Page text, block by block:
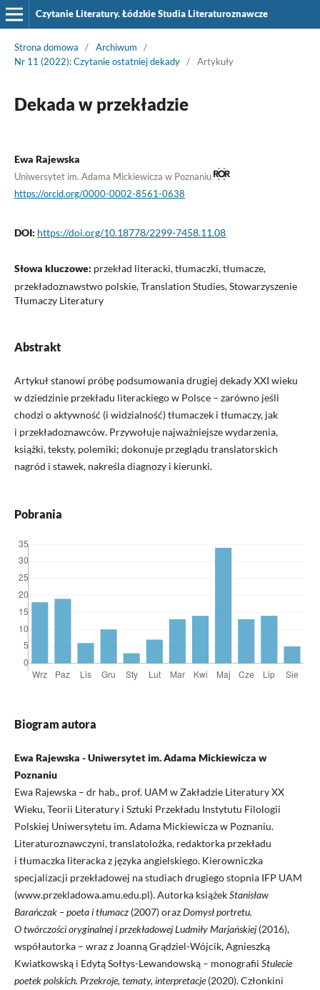
Czytanie Literatury. Łódzkie Studia Literaturoznawcze
Strona domowa / Archiwum
/
Nr 11 (2022): Czytanie ostatniej dekady / Artykuły
Dekada w przekładzie
Ewa Rajewska
Uniwersytet im. Adama Mickiewicza w Poznaniu
https://orcid.org/0000-0002-8561-0638
DOI: https://doi.org/10.18778/2299-7458.11.08
Słowa kluczowe: przekład literacki, tłumaczki, tłumacze,
przekładoznawstwo polskie, Translation Studies, Stowarzyszenie
Tłumaczy Literatury
Abstrakt
Artykuł stanowi próbę podsumowania drugiej dekady XXI wieku
w dziedzinie przekładu literackiego w Polsce – zarówno jeśli
chodzi o aktywność (i widzialność) tłumaczek i tłumaczy, jak
i przekładoznawców. Przywołuje najważniejsze wydarzenia,
książki, teksty, polemiki; dokonuje przeglądu translatorskich
nagród i stawek, nakreśla diagnozy i kierunki.
Pobrania
Biogram autora
Ewa Rajewska - Uniwersytet im. Adama Mickiewicza w
Poznaniu
Ewa Rajewska – dr hab., prof. UAM w Zakładzie Literatury XX
Wieku, Teorii Literatury i Sztuki Przekładu Instytutu Filologii
Polskiej Uniwersytetu im. Adama Mickiewicza w Poznaniu.
Literaturoznawczyni, translatolożka, redaktorka przekładu
i tłumaczka literacka z języka angielskiego. Kierowniczka
specjalizacji przekładowej na studiach drugiego stopnia IFP UAM
(www.przekladowa.amu.edu.pl). Autorka książekStanisław
Barańczak – poeta i tłumacz(2007) orazDomysł portretu.
O twórczości oryginalnej i przekładowej Ludmiły Marjańskiej(2016),
współautorka – wraz z Joanną Grądziel-Wójcik, Agnieszką
Kwiatkowską i Edytą Sołtys-Lewandowską – monografii Stulecie
poetek polskich. Przekroje, tematy, interpretacje(2020). Członkini